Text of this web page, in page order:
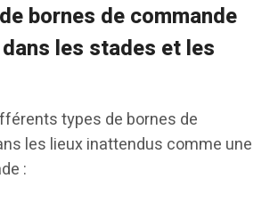
bornes de commande
les stades et les
types de bornes de
les lieux inattendus comme une
: